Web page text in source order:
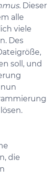
. Dieser
alle
viele
Des
soll, und
die